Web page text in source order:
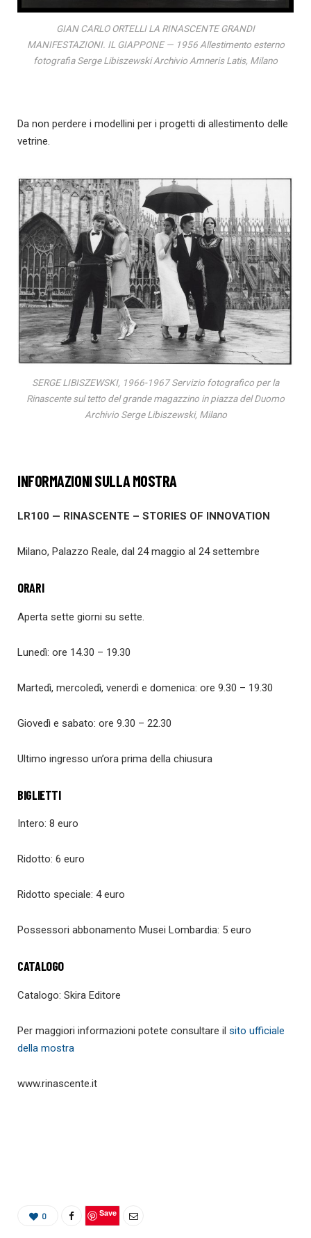
GIAN CARLO ORTELLI LA RINASCENTE GRANDI
MANIFESTAZIONI. IL GIAPPONE — 1956 Allestimento esterno
fotografia Serge Libiszewski Archivio Amneris Latis, Milano
Da non perdere i modellini per i progetti di allestimento delle
vetrine.
SERGE LIBISZEWSKI, 1966-1967 Servizio fotografico per la
Rinascente sul tetto del grande magazzino in piazza del Duomo
Archivio Serge Libiszewski, Milano
INFORMAZIONI SULLA MOSTRA
LR100 — RINASCENTE – STORIES OF INNOVATION
Milano, Palazzo Reale, dal 24 maggio al 24 settembre
ORARI
Aperta sette giorni su sette.
Lunedì: ore 14.30 – 19.30
Martedì, mercoledì, venerdì e domenica: ore 9.30 – 19.30
Giovedì e sabato: ore 9.30 – 22.30
Ultimo ingresso un’ora prima della chiusura
BIGLIETTI
Intero: 8 euro
Ridotto: 6 euro
Ridotto speciale: 4 euro
Possessori abbonamento Musei Lombardia: 5 euro
CATALOGO
Catalogo: Skira Editore
Per maggiori informazioni potete consultare il sito ufficiale
della mostra
www.rinascente.it
0 Save